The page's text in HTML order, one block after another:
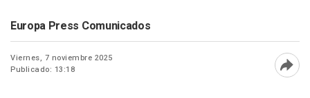
Europa Press Comunicados
Viernes, 7 noviembre 2025
Publicado: 13:18